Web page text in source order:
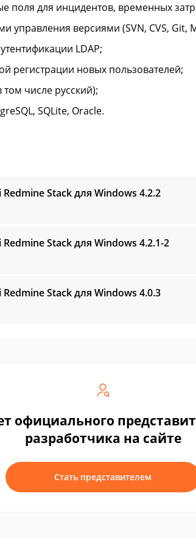
поля для инцидентов, временных
управления версиями (SVN, CVS, Git,
LDAP;
регистрации новых пользователей;
числе русский);
SQLite, Oracle.
Stack для Windows 4.2.2
Stack для Windows 4.2.1-2
Stack для Windows 4.0.3
официального
разработчика на сайте
Стать представителем